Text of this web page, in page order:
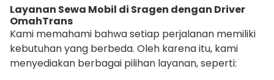
Layanan Sewa Mobil di Sragen dengan Driver
OmahTrans
Kami memahami bahwa setiap perjalanan memiliki
kebutuhan yang berbeda. Oleh karena itu, kami
menyediakan berbagai pilihan layanan, seperti: